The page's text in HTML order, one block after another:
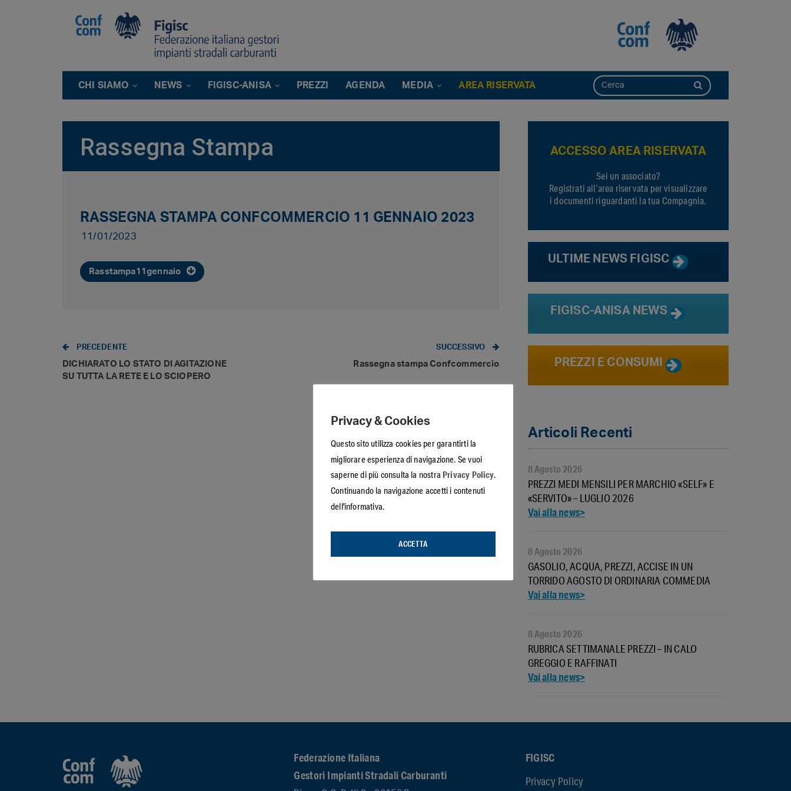
CHI SIAMO NEWS FIGISC-ANISA PREZZI AGENDA MEDIA AREA RISERVATA
RASSEGNA STAMPA CONFCOMMERCIO 11 GENNAIO 2023
Rassegna Stampa
11/01/2023
Rasstampa11gennaio
PRECEDENTE
DICHIARATO LO STATO DI AGITAZIONE
SU TUTTA LA RETE E LO SCIOPERO
SUCCESSIVO
Rassegna stampa Confcommercio
ACCESSO AREA RISERVATA
Sei un associato?
Registrati all’area riservata per visualizzare
i documenti riguardanti la tua Compagnia.
ULTIME NEWS FIGISC
FIGISC-ANISA NEWS
PREZZI E CONSUMI
Articoli Recenti
PREZZI MEDI MENSILI PER MARCHIO «SELF» E
«SERVITO» – LUGLIO 2026
8 Agosto 2026
GASOLIO, ACQUA, PREZZI, ACCISE IN UN
TORRIDO AGOSTO DI ORDINARIA COMMEDIA
8 Agosto 2026
RUBRICA SETTIMANALE PREZZI – IN CALO
GREGGIO E RAFFINATI
8 Agosto 2026
Federazione Italiana
Gestori Impianti Stradali Carburanti
FIGISC
Privacy Policy
Privacy & Cookies
Questo sito utilizza cookies per garantirti la
migliorare esperienza di navigazione. Se vuoi
saperne di più consulta la nostra Privacy Policy.
Continuando la navigazione accetti i contenuti
dell'informativa.
ACCETTA